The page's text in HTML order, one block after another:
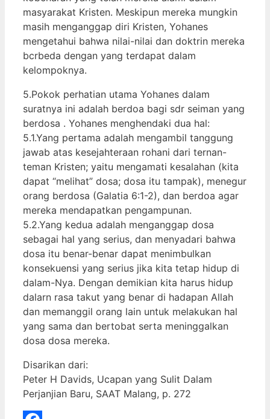
masyarakat Kristen. Meskipun mereka mungkin
masih menganggap diri Kristen, Yohanes
mengetahui bahwa nilai-nilai dan doktrin mereka
bcrbeda dengan yang terdapat dalam
kelompoknya.
5.Pokok perhatian utama Yohanes dalam
suratnya ini adalah berdoa bagi sdr seiman yang
berdosa . Yohanes menghendaki dua hal:
5.1.Yang pertama adalah mengambil tanggung
jawab atas kesejahteraan rohani dari ternan-
teman Kristen; yaitu mengamati kesalahan (kita
dapat “melihat” dosa; dosa itu tampak), menegur
orang berdosa (Galatia 6:1-2), dan berdoa agar
mereka mendapatkan pengampunan.
5.2.Yang kedua adalah menganggap dosa
sebagai hal yang serius, dan menyadari bahwa
dosa itu benar-benar dapat menimbulkan
konsekuensi yang serius jika kita tetap hidup di
dalam-Nya. Dengan demikian kita harus hidup
dalarn rasa takut yang benar di hadapan Allah
dan memanggil orang lain untuk melakukan hal
yang sama dan bertobat serta meninggalkan
dosa dosa mereka.
Disarikan dari:
Peter H Davids, Ucapan yang Sulit Dalam
Perjanjian Baru, SAAT Malang, p. 272